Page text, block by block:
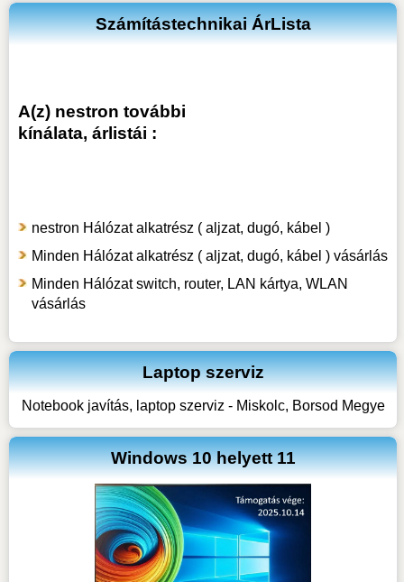
Számítástechnikai ÁrLista
A(z) nestron további
kínálata, árlistái :
nestron Hálózat alkatrész ( aljzat, dugó, kábel )
Minden Hálózat alkatrész ( aljzat, dugó, kábel ) vásárlás
Minden Hálózat switch, router, LAN kártya, WLAN
vásárlás
Laptop szerviz
Notebook javítás, laptop szerviz - Miskolc, Borsod Megye
Windows 10 helyett 11